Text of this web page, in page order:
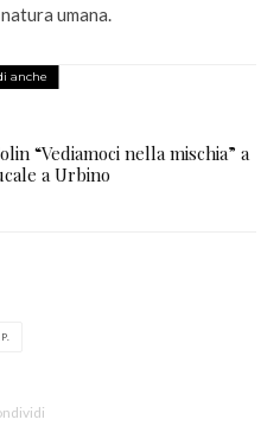
umana.
anche
“Vediamoci nella mischia” a
a Urbino